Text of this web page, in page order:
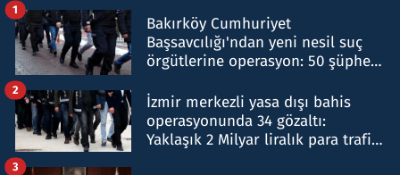
Bakırköy Cumhuriyet
Başsavcılığı'ndan yeni nesil suç
örgütlerine operasyon: 50 şüpheli
1
İzmir merkezli yasa dışı bahis
operasyonunda 34 gözaltı:
Yaklaşık 2 Milyar liralık para trafiği
2
3